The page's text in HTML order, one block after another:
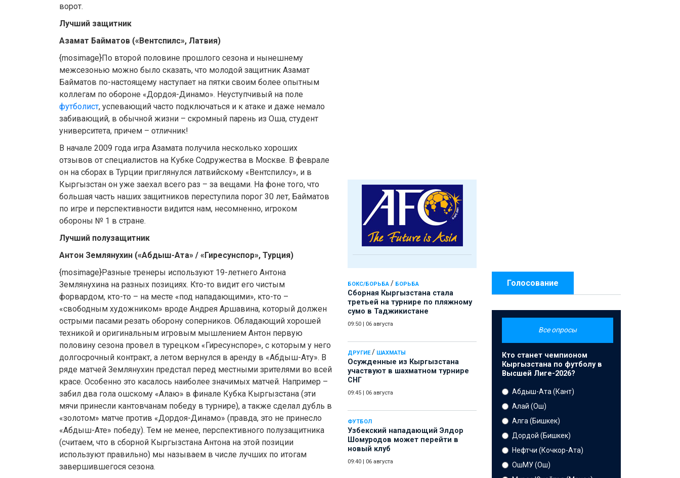
БОКС/БОРЬБА / БОРЬБА
Сборная Кыргызстана стала
третьей на турнире по пляжному
сумо в Таджикистане
09:50 06 августа
ДРУГИЕ/ ШАХМАТЫ
Осужденные из Кыргызстана
участвуют в шахматном турнире
СНГ
09:45 06 августа
ФУТБОЛ
Узбекский нападающий Элдор
Шомуродов может перейти в
новый клуб
09:40 06 августа
ворот.
Лучший защитник
Азамат Байматов («Вентспилс», Латвия)
{mosimage}По второй половине прошлого сезона и нынешнему
межсезонью можно было сказать, что молодой защитник Азамат
Байматов по-настоящему наступает на пятки своим более опытным
коллегам по обороне «Дордоя-Динамо». Неуступчивый на поле
футболист, успевающий часто подключаться и к атаке и даже немало
забивающий, в обычной жизни – скромный парень из Оша, студент
университета, причем – отличник!
В начале 2009 года игра Азамата получила несколько хороших
отзывов от специалистов на Кубке Содружества в Москве. В феврале
он на сборах в Турции приглянулся латвийскому «Вентспилсу», и в
Кыргызстан он уже заехал всего раз – за вещами. На фоне того, что
большая часть наших защитников переступила порог 30 лет, Байматов
по игре и перспективности видится нам, несомненно, игроком
обороны № 1 в стране.
Лучший полузащитник
Антон Землянухин («Абдыш-Ата» / «Гиресунспор», Турция)
{mosimage}Разные тренеры используют 19-летнего Антона
Землянухина на разных позициях. Кто-то видит его чистым
форвардом, кто-то – на месте «под нападающими», кто-то –
«свободным художником» вроде Андрея Аршавина, который должен
острыми пасами резать оборону соперников. Обладающий хорошей
техникой и оригинальным игровым мышлением Антон первую
половину сезона провел в турецком «Гиресунспоре», с которым у него
долгосрочный контракт, а летом вернулся в аренду в «Абдыш-Ату». В
ряде матчей Землянухин предстал перед местными зрителями во всей
красе. Особенно это касалось наиболее значимых матчей. Например –
забил два гола ошскому «Алаю» в финале Кубка Кыргызстана (эти
мячи принесли кантовчанам победу в турнире), а также сделал дубль в
«золотом» матче против «Дордоя-Динамо» (правда, это не принесло
«Абдыш-Ате» победу). Тем не менее, перспективного полузащитника
(считаем, что в сборной Кыргызстана Антона на этой позиции
используют правильно) мы называем в числе лучших по итогам
завершившегося сезона.
Голосование
Все опросы
Кто станет чемпионом
Кыргызстана по футболу в
Высшей Лиге-2026?
Абдыш-Ата (Кант)
Алай (Ош)
Алга (Бишкек)
Дордой (Бишкек)
Нефтчи (Кочкор-Ата)
ОшМУ (Ош)